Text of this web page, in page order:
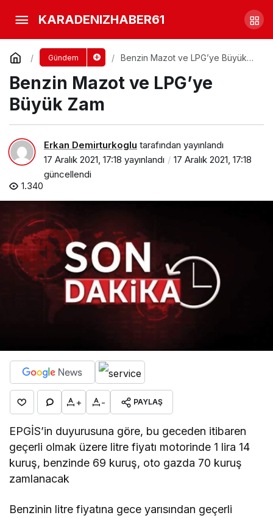
KARADENIZHABER61
Gündem
Benzin Mazot ve LPG’ye Büyük
Benzin Mazot ve LPG’ye
Büyük Zam
Erkan Demirturkoglu tarafından yayınlandı
17 Aralık 2021, 17:18 yayınlandı
17 Aralık 2021, 17:18
güncellendi
1.340
+ - PAYLAŞ
EPGİS’in duyurusuna göre, bu geceden itibaren
geçerli olmak üzere litre fiyatı motorinde 1 lira 14
kuruş, benzinde 69 kuruş, oto gazda 70 kuruş
zamlanacak
Benzinin litre fiyatına gece yarısından geçerli
Araklı’lı Genç Hayatının
Baharında hayatını kaybetti
Yorum Yap